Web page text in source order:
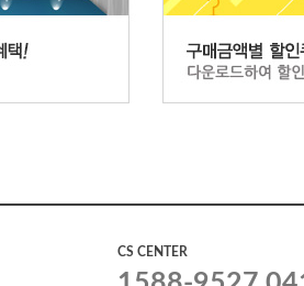
CS CENTER